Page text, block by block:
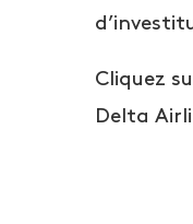
Cliquez
Delta